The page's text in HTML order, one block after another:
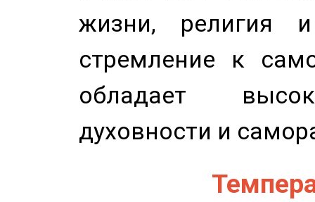
жизни, религия
стремление к
обладает
духовности и